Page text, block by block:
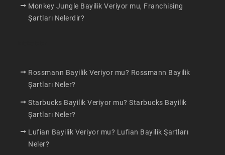
Monkey Jungle Bayilik Veriyor mu, Franchising
Şartları Nelerdir?
Rossmann Bayilik Veriyor mu? Rossmann Bayilik
Şartları Neler?
Starbucks Bayilik Veriyor mu? Starbucks Bayilik
Şartları Neler?
Lufian Bayilik Veriyor mu? Lufian Bayilik Şartları
Neler?